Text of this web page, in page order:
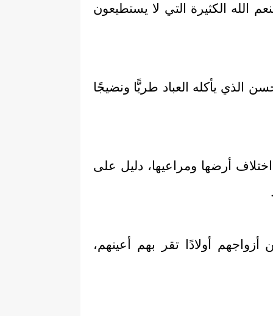
الله الكثيرة التي لا يستطيعون
الذي يأكله العباد طريًّا ونضيجًا
أرضها ومراعيها، دليل على
أولادًا تقر بهم أعينهم،